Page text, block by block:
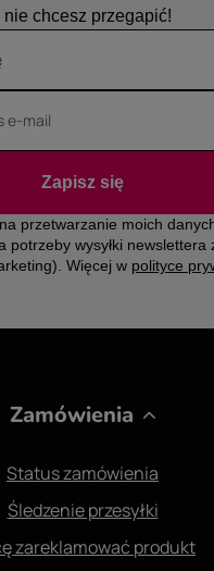
chcesz przegapić!
e-mail
przetwarzanie moich
potrzeby wysyłki newslettera
Więcej w polityce
Zapisz się
Zamówienia
Status zamówienia
Śledzenie przesyłki
zareklamować produkt